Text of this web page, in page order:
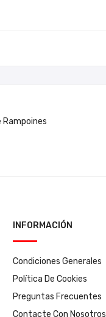
Rampoines
INFORMACIÓN
Condiciones Generales
Política De Cookies
Preguntas Frecuentes
Contacte Con Nosotros